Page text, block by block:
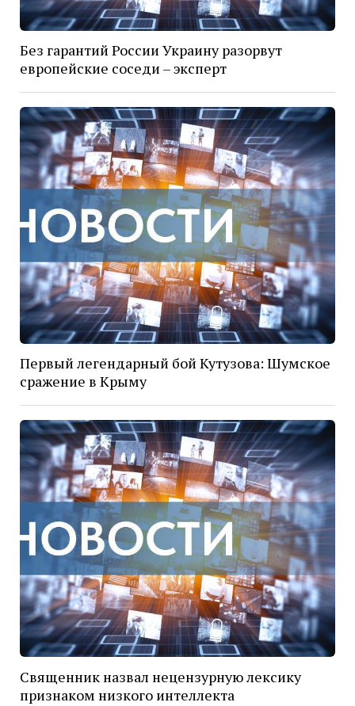
Без гарантий России Украину разорвут
европейские соседи – эксперт
Первый легендарный бой Кутузова: Шумское
сражение в Крыму
Священник назвал нецензурную лексику
признаком низкого интеллекта